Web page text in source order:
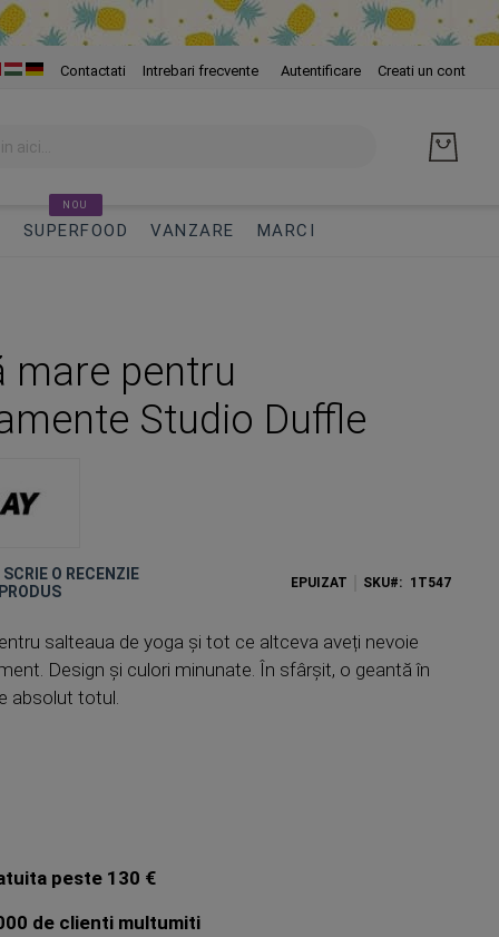
to
Contactati Intrebari frecvente Autentificare Creati un cont
SUPERFOOD
NOU
VANZARE MARCI
mare pentru
Studio Duffle
O RECENZIE
EPUIZAT SKU 1T547
salteaua de yoga și tot ce altceva aveți nevoie
Design și culori minunate. În sfârșit, o geantă în
absolut totul.
peste 130 €
de clienti multumiti